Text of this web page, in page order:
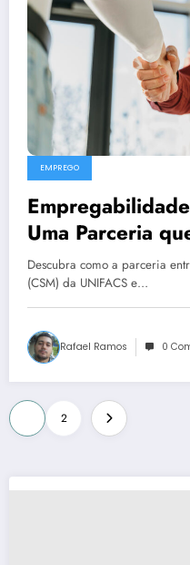
EMPREGO
Uma Parceria
em Salvador
Descubra como a parceria
(CSM) da UNIFACS e…
Rafael Ramos 0
Paginação
de
posts
2